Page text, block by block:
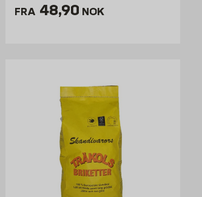
FRA Pris 48.9 NOK /stk
48,90 NOK